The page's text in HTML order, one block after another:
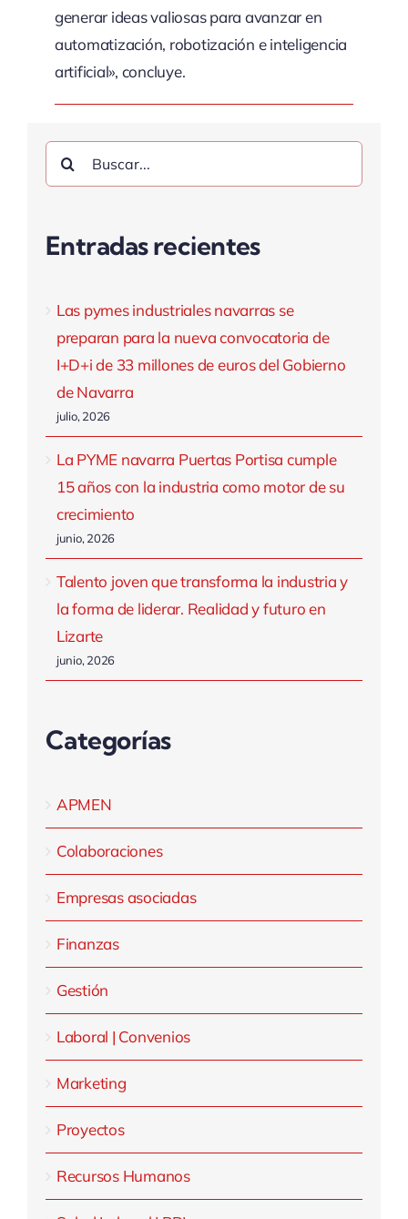
generar ideas valiosas para avanzar en
automatización, robotización e inteligencia
artificial», concluye.
Buscar:
Entradas recientes
Las pymes industriales navarras se
preparan para la nueva convocatoria de
I+D+i de 33 millones de euros del Gobierno
de Navarra
julio, 2026
La PYME navarra Puertas Portisa cumple
15 años con la industria como motor de su
crecimiento
junio, 2026
Talento joven que transforma la industria y
la forma de liderar. Realidad y futuro en
Lizarte
junio, 2026
Categorías
APMEN
Colaboraciones
Empresas asociadas
Finanzas
Gestión
Laboral | Convenios
Marketing
Proyectos
Recursos Humanos